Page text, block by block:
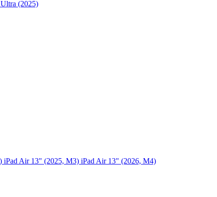
(2025)
iPad Air 13" (2025, M3) iPad Air 13" (2026, M4)